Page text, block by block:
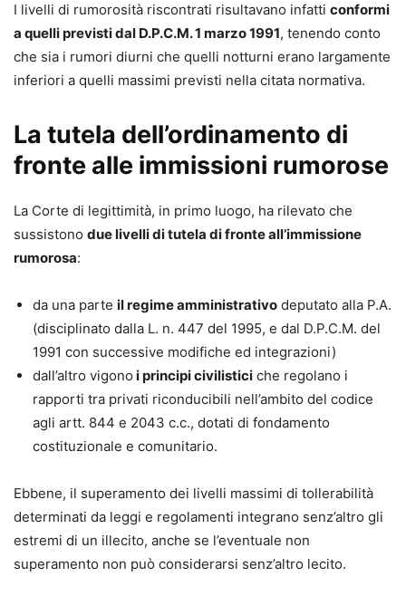
I livelli di rumorosità riscontrati risultavano infatti conformi
a quelli previsti dal D.P.C.M. 1 marzo 1991, tenendo conto
che sia i rumori diurni che quelli notturni erano largamente
inferiori a quelli massimi previsti nella citata normativa.
La tutela dell’ordinamento di
fronte alle immissioni rumorose
La Corte di legittimità, in primo luogo, ha rilevato che
sussistono due livelli di tutela di fronte all’immissione
rumorosa:
da una parte il regime amministrativo deputato alla P.A.
(disciplinato dalla L. n. 447 del 1995, e dal D.P.C.M. del
1991 con successive modifiche ed integrazioni)
dall’altro vigono i principi civilistici che regolano i
rapporti tra privati riconducibili nell’ambito del codice
agli artt. 844 e 2043 c.c., dotati di fondamento
costituzionale e comunitario.
Ebbene, il superamento dei livelli massimi di tollerabilità
determinati da leggi e regolamenti integrano senz’altro gli
estremi di un illecito, anche se l’eventuale non
superamento non può considerarsi senz’altro lecito.